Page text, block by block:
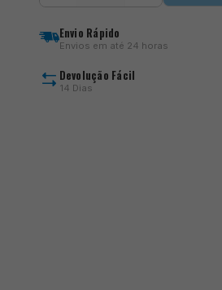
4C Envio Rápido
Envios em até 24 horas
Devolução Fácil
14 Dias